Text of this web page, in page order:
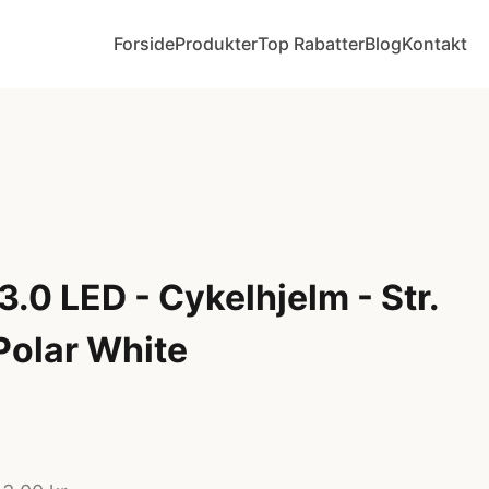
ForsideProdukterTop RabatterBlogKontakt
LED - Cykelhjelm - Str.
White